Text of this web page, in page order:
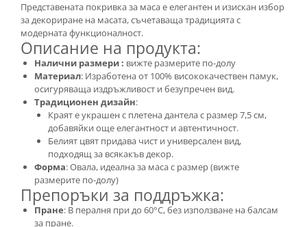
Представената покривка за маса е елегантен и изискан избор
за декориране на масата, съчетаваща традицията с
модерната функционалност.
Описание на продукта:
Налични размери : вижте размерите по-долу
Материал: Изработена от 100% висококачествен памук,
осигуряваща издръжливост и безупречен вид.
Традиционен дизайн:
Краят е украшен с плетена дантела с размер 7,5 см,
добавяйки още елегантност и автентичност.
Белият цвят придава чист и универсален вид,
подходящ за всякакъв декор.
Форма: Овала, идеална за маса с размер (вижте
размерите по-долу)
Препоръки за поддръжка:
Пране: В пералня при до 60°C, без използване на балсам
за пране.